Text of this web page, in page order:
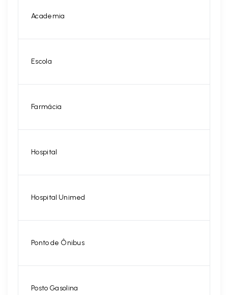
Academia
Escola
Farmácia
Hospital
Hospital Unimed
Ponto de Ônibus
Posto Gasolina